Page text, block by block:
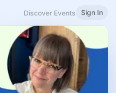
Discover Events Sign In